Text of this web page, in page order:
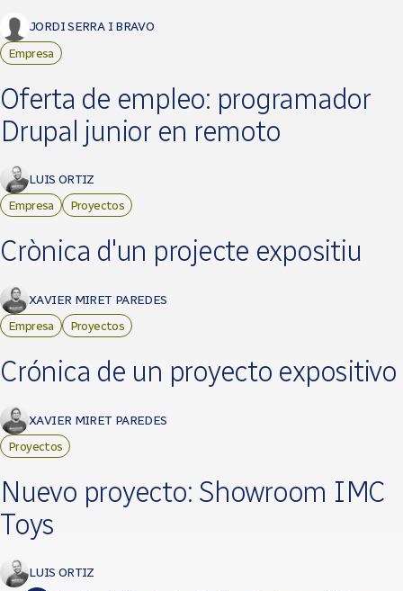
JORDI SERRA I BRAVO
Empresa
Oferta de empleo: programador
Drupal junior en remoto
LUIS ORTIZ
Empresa Proyectos
Crònica d'un projecte expositiu
XAVIER MIRET PAREDES
Empresa Proyectos
Crónica de un proyecto expositivo
XAVIER MIRET PAREDES
Proyectos
Nuevo proyecto: Showroom IMC
Toys
LUIS ORTIZ